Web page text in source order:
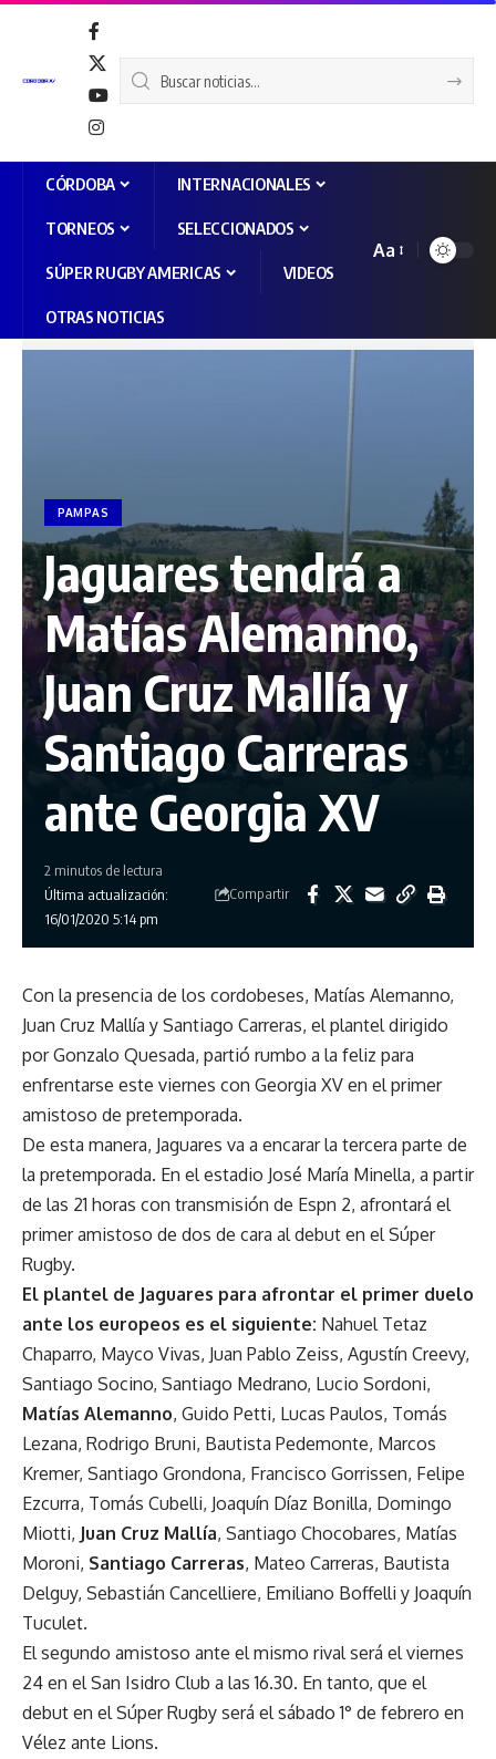
CÓRDOBA INTERNACIONALES
TORNEOS SELECCIONADOS
SÚPER RUGBY AMERICAS VIDEOS
OTRAS NOTICIAS
Aa
PAMPAS
Jaguares tendrá a
Matías Alemanno,
Juan Cruz Mallía y
Santiago Carreras
ante Georgia XV
Última actualización:
16/01/2020 5:14 pm
2 minutos de lectura
Compartir
Con la presencia de los cordobeses, Matías Alemanno,
Juan Cruz Mallía y Santiago Carreras, el plantel dirigido
por Gonzalo Quesada, partió rumbo a la feliz para
enfrentarse este viernes con Georgia XV en el primer
amistoso de pretemporada.
De esta manera, Jaguares va a encarar la tercera parte de
la pretemporada. En el estadio José María Minella, a partir
de las 21 horas con transmisión de Espn 2, afrontará el
primer amistoso de dos de cara al debut en el Súper
Rugby.
El plantel de Jaguares para afrontar el primer duelo
ante los europeos es el siguiente: Nahuel Tetaz
Chaparro, Mayco Vivas, Juan Pablo Zeiss, Agustín Creevy,
Santiago Socino, Santiago Medrano, Lucio Sordoni,
Matías Alemanno, Guido Petti, Lucas Paulos, Tomás
Lezana, Rodrigo Bruni, Bautista Pedemonte, Marcos
Kremer, Santiago Grondona, Francisco Gorrissen, Felipe
Ezcurra, Tomás Cubelli, Joaquín Díaz Bonilla, Domingo
Miotti, Juan Cruz Mallía, Santiago Chocobares, Matías
Moroni, Santiago Carreras, Mateo Carreras, Bautista
Delguy, Sebastián Cancelliere, Emiliano Boffelli y Joaquín
Tuculet.
El segundo amistoso ante el mismo rival será el viernes
24 en el San Isidro Club a las 16.30. En tanto, que el
debut en el Súper Rugby será el sábado 1° de febrero en
Vélez ante Lions.